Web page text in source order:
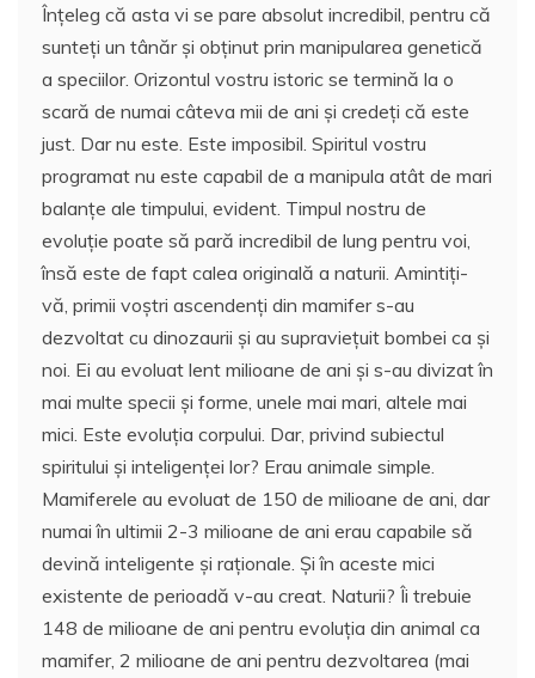
Înțeleg că asta vi se pare absolut incredibil, pentru că
sunteți un tânăr și obținut prin manipularea genetică
a speciilor. Orizontul vostru istoric se termină la o
scară de numai câteva mii de ani și credeți că este
just. Dar nu este. Este imposibil. Spiritul vostru
programat nu este capabil de a manipula atât de mari
balanțe ale timpului, evident. Timpul nostru de
evoluție poate să pară incredibil de lung pentru voi,
însă este de fapt calea originală a naturii. Amintiți-
vă, primii voștri ascendenți din mamifer s-au
dezvoltat cu dinozaurii și au supraviețuit bombei ca și
noi. Ei au evoluat lent milioane de ani și s-au divizat în
mai multe specii și forme, unele mai mari, altele mai
mici. Este evoluția corpului. Dar, privind subiectul
spiritului și inteligenței lor? Erau animale simple.
Mamiferele au evoluat de 150 de milioane de ani, dar
numai în ultimii 2-3 milioane de ani erau capabile să
devină inteligente și raționale. Și în aceste mici
existente de perioadă v-au creat. Naturii? Îi trebuie
148 de milioane de ani pentru evoluția din animal ca
mamifer, 2 milioane de ani pentru dezvoltarea (mai